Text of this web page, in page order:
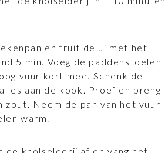
en fruit de ui met het
5 min. Voeg de paddenstoelen
vuur kort mee. Schenk de
aan de kook. Proef en breng
zout. Neem de pan van het vuur
warm.